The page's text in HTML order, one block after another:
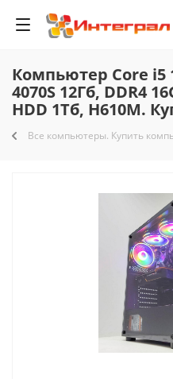
Компьютер Core i5
4070S 12Гб, DDR4
HDD 1Тб, H610M.
Все компьютеры. Купить